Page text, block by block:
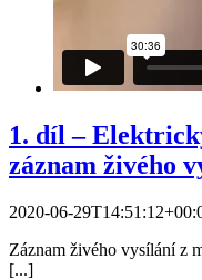
1. díl –
záznam živého
2020-06-
Záznam živého vysílání z
[...]